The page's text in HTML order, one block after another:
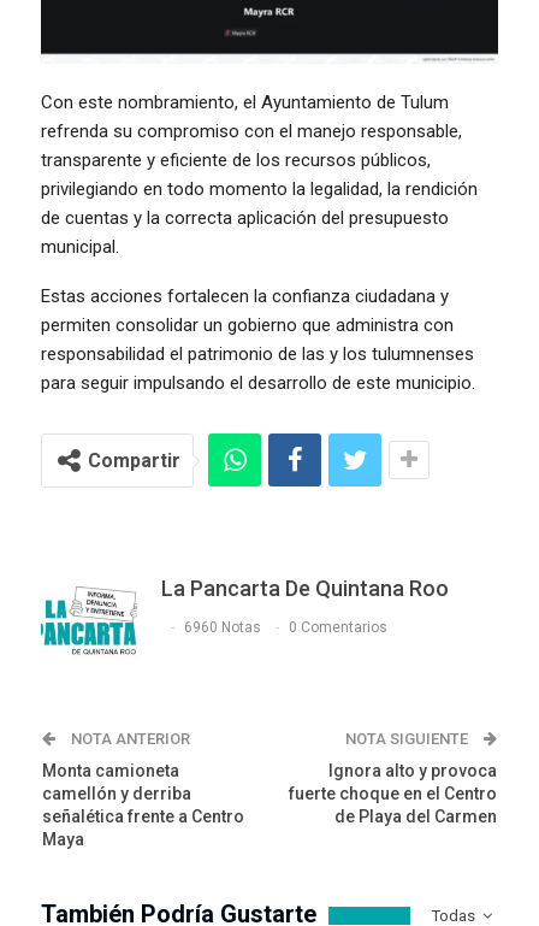
Con este nombramiento, el Ayuntamiento de Tulum
refrenda su compromiso con el manejo responsable,
transparente y eficiente de los recursos públicos,
privilegiando en todo momento la legalidad, la rendición
de cuentas y la correcta aplicación del presupuesto
municipal.
Estas acciones fortalecen la confianza ciudadana y
permiten consolidar un gobierno que administra con
responsabilidad el patrimonio de las y los tulumnenses
para seguir impulsando el desarrollo de este municipio.
Compartir
La Pancarta De Quintana Roo
6960 Notas 0 Comentarios
NOTA ANTERIOR
Monta camioneta
camellón y derriba
señalética frente a Centro
Maya
NOTA SIGUIENTE
Ignora alto y provoca
fuerte choque en el Centro
de Playa del Carmen
Todas
También Podría Gustarte